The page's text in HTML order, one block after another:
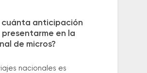
cuánta anticipación
en la
de micros?
nacionales es